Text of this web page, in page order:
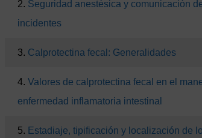
2. Seguridad anestésica y comunicación
incidentes
3. Calprotectina fecal: Generalidades
4. Valores de calprotectina fecal en el
enfermedad inflamatoria intestinal
5. Estadiaje, tipificación y localización de